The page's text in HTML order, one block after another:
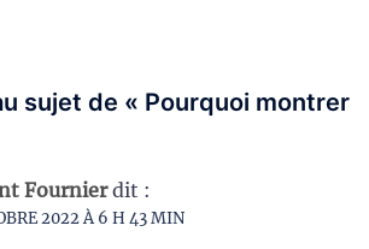
sujet de « Pourquoi montrer
Fournier dit :
2022 À 6 H 43 MIN